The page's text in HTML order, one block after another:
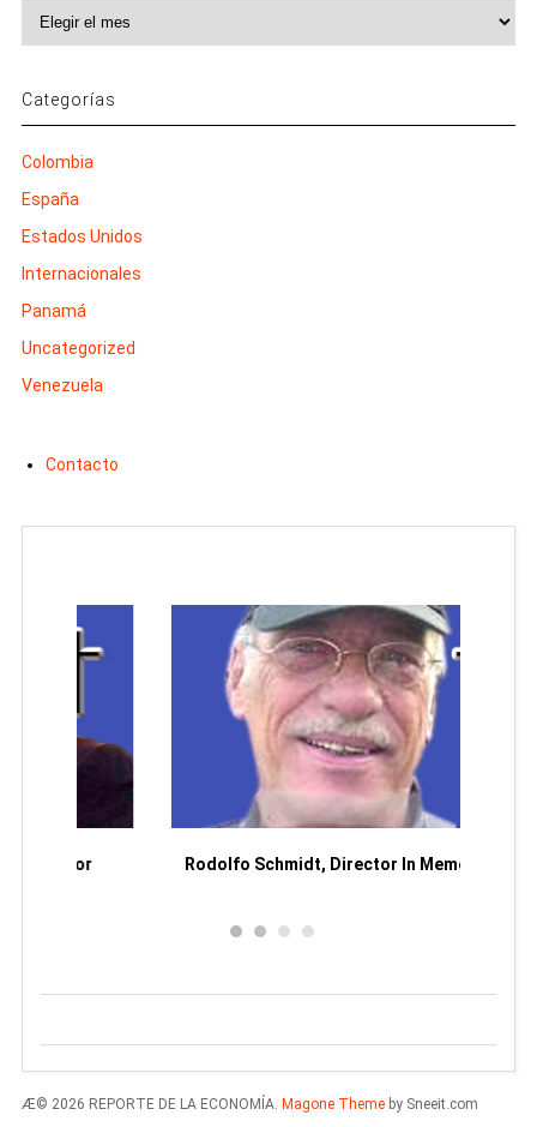
Archivos
Categorías
Colombia
España
Estados Unidos
Internacionales
Panamá
Uncategorized
Venezuela
Contacto
Rodolfo Schmidt, Director In Memoriam
Æ© 2026 REPORTE DE LA ECONOMÍA. Magone Themeby Sneeit.com